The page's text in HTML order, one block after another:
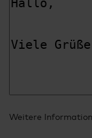
Weitere